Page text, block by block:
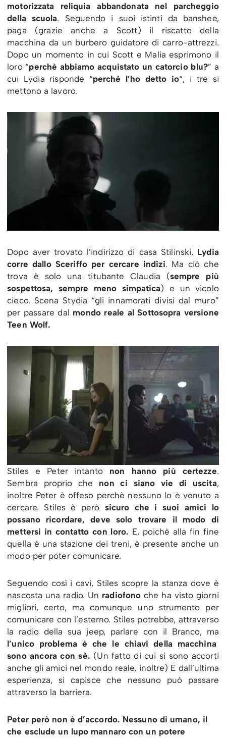
motorizzata reliquia abbandonata nel parcheggio
della scuola. Seguendo i suoi istinti da banshee,
paga (grazie anche a Scott) il riscatto della
macchina da un burbero guidatore di carro-attrezzi.
Dopo un momento in cui Scott e Malia esprimono il
loro “perchè abbiamo acquistato un catorcio blu?” a
cui Lydia risponde “perchè l’ho detto io“, i tre si
mettono a lavoro.
Dopo aver trovato l’indirizzo di casa Stilinski, Lydia
corre dallo Sceriffo per cercare indizi. Ma ciò che
trova è solo una titubante Claudia (sempre più
sospettosa, sempre meno simpatica) e un vicolo
cieco. Scena Stydia “gli innamorati divisi dal muro”
per passare dal mondo reale al Sottosopra versione
Teen Wolf.
Stiles e Peter intanto non hanno più certezze.
Sembra proprio che non ci siano vie di uscita,
inoltre Peter è offeso perchè nessuno lo è venuto a
cercare. Stiles è però sicuro che i suoi amici lo
possano ricordare, deve solo trovare il modo di
mettersi in contatto con loro. E, poichè alla fin fine
quella è una stazione dei treni, è presente anche un
modo per poter comunicare.
Seguendo così i cavi, Stiles scopre la stanza dove è
nascosta una radio. Un radiofono che ha visto giorni
migliori, certo, ma comunque uno strumento per
comunicare con l’esterno. Stiles potrebbe, attraverso
la radio della sua jeep, parlare con il Branco, ma
l’unico problema è che le chiavi della macchina
sono ancora con sè. (Un fatto di cui si sono accorti
anche gli amici nel mondo reale, inoltre) E dall’ultima
esperienza, si capisce che nessuno può passare
attraverso la barriera.
Peter però non è d’accordo. Nessuno di umano, il
che esclude un lupo mannaro con un potere